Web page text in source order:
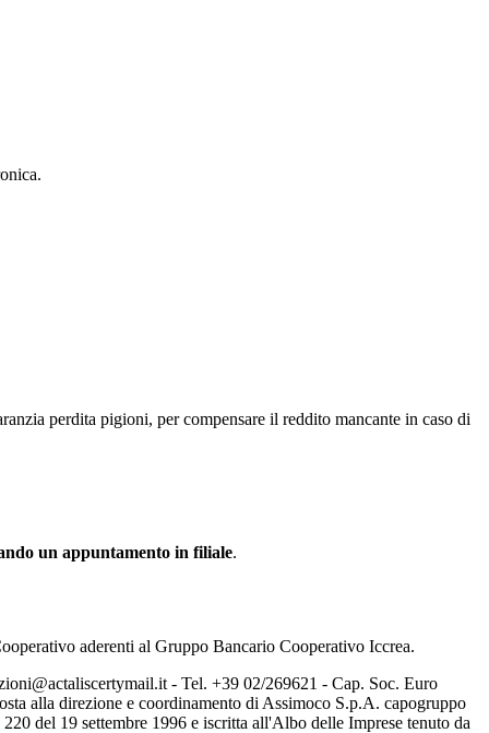
perdita pigioni, per compensare il reddito mancante in caso di
un appuntamento in filiale.
aderenti al Gruppo Bancario Cooperativo Iccrea.
- Tel. +39 02/269621 - Cap. Soc. Euro
alla direzione e coordinamento di Assimoco S.p.A. capogruppo
del 19 settembre 1996 e iscritta all'Albo delle Imprese tenuto da